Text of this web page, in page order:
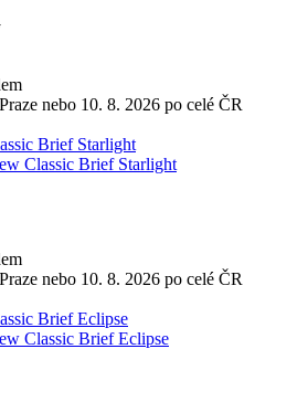
nebo 10. 8. 2026 po celé ČR
Classic Brief Starlight
nebo 10. 8. 2026 po celé ČR
Classic Brief Eclipse